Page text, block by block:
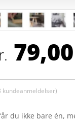
139,00.
79,00
kundeanmeldelser)
du ikke bare én,